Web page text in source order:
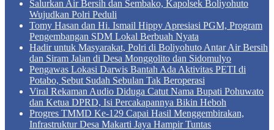
Salurkan Air Bersih dan Sembako, Kapolsek Boliyohuto
Wujudkan Polri Peduli
Tomy Hasan dan Hi. Ismail Hippy Apresiasi PGM, Program
Pengembangan SDM Lokal Berbuah Nyata
Hadir untuk Masyarakat, Polri di Boliyohuto Antar Air Bersih
dan Siram Jalan di Desa Monggolito dan Sidomulyo
Pengawas Lokasi Darwis Bantah Ada Aktivitas PETI di
Potabo, Sebut Sudah Sebulan Tak Beroperasi
Viral Rekaman Audio Diduga Catut Nama Bupati Pohuwato
dan Ketua DPRD, Isi Percakapannya Bikin Heboh
Progres TMMD Ke-129 Capai Hasil Menggembirakan,
Infrastruktur Desa Makarti Jaya Hampir Tuntas